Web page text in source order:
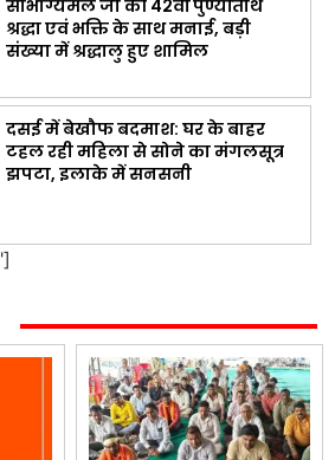
सौभाग्यमल जी की 42वीं पुण्यतिथि
श्रद्धा एवं भक्ति के साथ मनाई, बड़ी
संख्या में श्रद्धालु हुए शामिल
दसई में बेखौफ बदमाश: घर के बाहर
टहल रही महिला से सोने का मंगलसूत्र
झपटा, इलाके में सनसनी